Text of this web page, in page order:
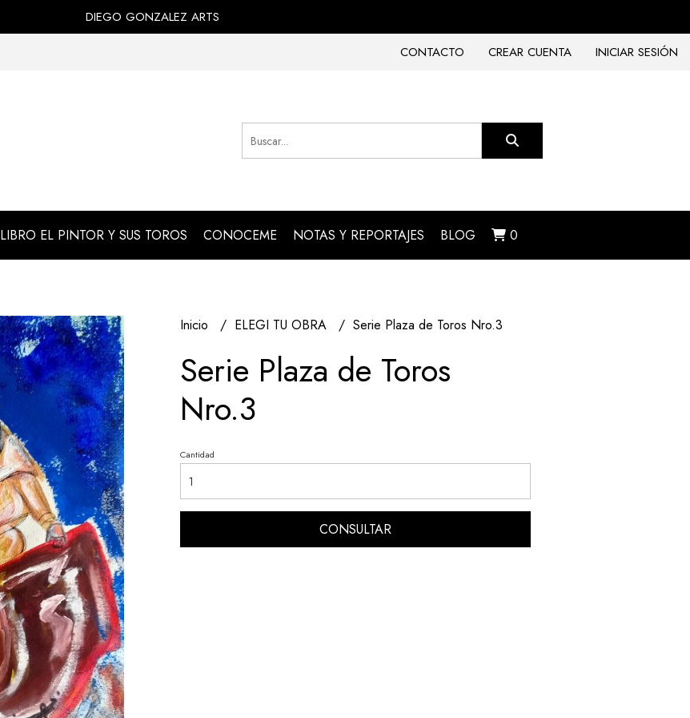
DIEGO GONZALEZ ARTS
CONTACTO
CREAR CUENTA INICIAR SESIÓN
LIBRO EL PINTOR Y SUS TOROS CONOCEME NOTAS Y REPORTAJES BLOG 0
Inicio ELEGI TU OBRA Serie Plaza de Toros Nro.3
Serie Plaza de Toros
Nro.3
Cantidad
CONSULTAR